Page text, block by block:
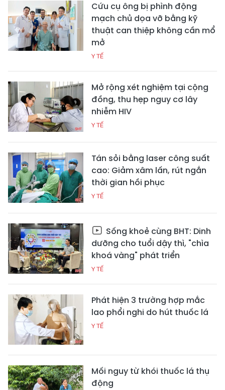
Cứu cụ ông bị phình động
mạch chủ dọa vỡ bằng kỹ
thuật can thiệp không cần mổ
mở
Y TẾ
Mở rộng xét nghiệm tại cộng
đồng, thu hẹp nguy cơ lây
nhiễm HIV
Y TẾ
Tán sỏi bằng laser công suất
cao: Giảm xâm lấn, rút ngắn
thời gian hồi phục
Y TẾ
Sống khoẻ cùng BHT: Dinh
dưỡng cho tuổi dậy thì, "chìa
khoá vàng" phát triển
Y TẾ
Phát hiện 3 trường hợp mắc
lao phổi nghi do hút thuốc lá
Y TẾ
Mối nguy từ khói thuốc lá thụ
động